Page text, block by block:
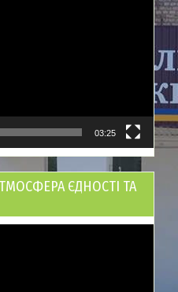
03:25
ЄДНОСТІ ТА